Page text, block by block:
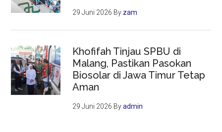
29 Juni 2026 By zam
Khofifah Tinjau SPBU di
Malang, Pastikan Pasokan
Biosolar di Jawa Timur Tetap
Aman
29 Juni 2026 Byadmin